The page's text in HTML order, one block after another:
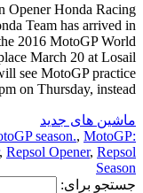
Opener Honda Racing
Team has arrived in
2016 MotoGP World
March 20 at Losail
see MotoGP practice
on Thursday, instead […]
ماشین های جدید
season., MotoGP:
, Repsol Opener, Repsol
Season
جستجو برای: